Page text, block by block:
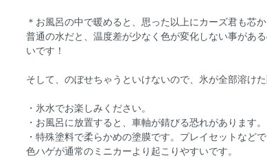
＊お風呂の中で暖めると、思った以上にカーズ君も芯
普通の水だと、温度差が少なく色が変化しない事があ
いです！
そして、のぼせちゃうといけないので、氷が全部溶け
・氷水でお楽しみください。
・お風呂に放置すると、車軸が錆びる恐れがあります。
・特殊塗料で柔らかめの塗膜です。プレイセットなど
色ハゲが通常のミニカーより起こりやすいです。